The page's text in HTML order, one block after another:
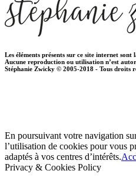
Les éléments présents sur ce site internet
Aucune reproduction ou utilisation n’est
Stéphanie Zwicky © 2005-2018 - Tous droits
En poursuivant votre navigation
l’utilisation de cookies pour vous
adaptés à vos centres d’intérêts.
Privacy & Cookies Policy